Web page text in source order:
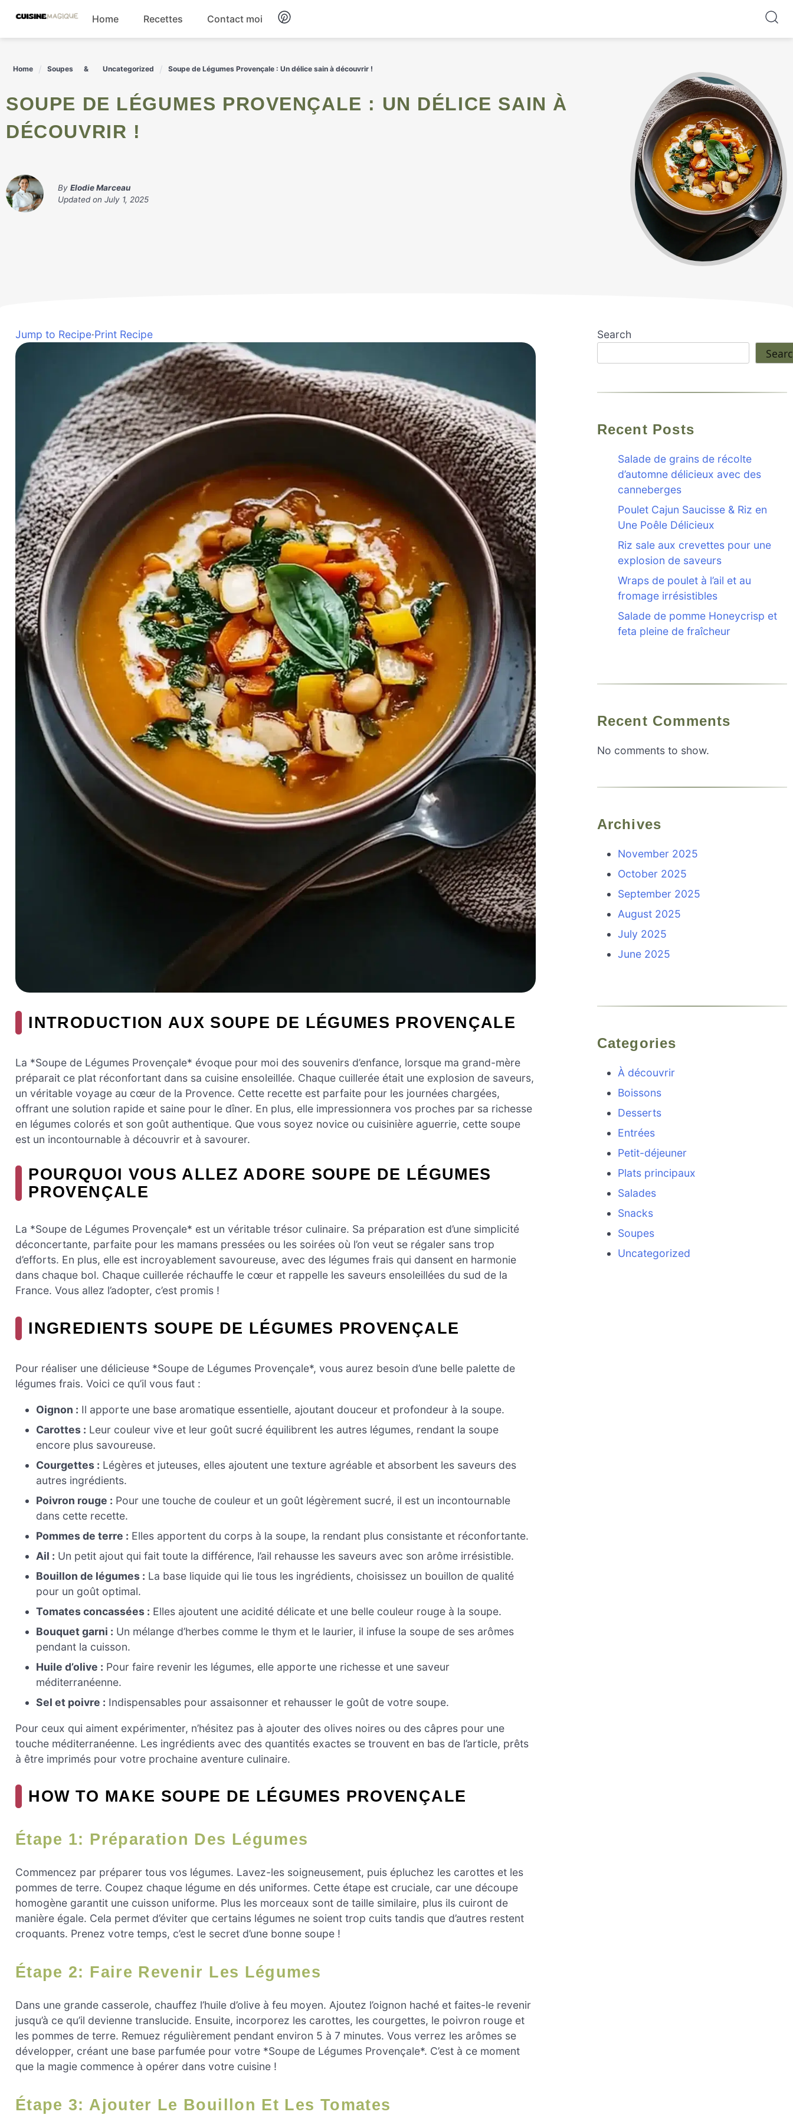
content
Home Recettes
Snacks
Contact moi
Home Soupes Uncategorized Soupe de Légumes Provençale : Un délice sain à découvrir !
SOUPE DE LÉGUMES PROVENÇALE : UN DÉLICE SAIN À
DÉCOUVRIR !
By Elodie Marceau
Updated on July 1, 2025
Jump to Recipe·Print Recipe
INTRODUCTION AUX SOUPE DE LÉGUMES PROVENÇALE
La *Soupe de Légumes Provençale* évoque pour moi des souvenirs d’enfance, lorsque ma grand-mère
préparait ce plat réconfortant dans sa cuisine ensoleillée. Chaque cuillerée était une explosion de saveurs,
un véritable voyage au cœur de la Provence. Cette recette est parfaite pour les journées chargées,
offrant une solution rapide et saine pour le dîner. En plus, elle impressionnera vos proches par sa richesse
en légumes colorés et son goût authentique. Que vous soyez novice ou cuisinière aguerrie, cette soupe
est un incontournable à découvrir et à savourer.
POURQUOI VOUS ALLEZ ADORE SOUPE DE LÉGUMES
PROVENÇALE
La *Soupe de Légumes Provençale* est un véritable trésor culinaire. Sa préparation est d’une simplicité
déconcertante, parfaite pour les mamans pressées ou les soirées où l’on veut se régaler sans trop
d’efforts. En plus, elle est incroyablement savoureuse, avec des légumes frais qui dansent en harmonie
dans chaque bol. Chaque cuillerée réchauffe le cœur et rappelle les saveurs ensoleillées du sud de la
France. Vous allez l’adopter, c’est promis !
INGREDIENTS SOUPE DE LÉGUMES PROVENÇALE
Pour réaliser une délicieuse *Soupe de Légumes Provençale*, vous aurez besoin d’une belle palette de
légumes frais. Voici ce qu’il vous faut :
Oignon : Il apporte une base aromatique essentielle, ajoutant douceur et profondeur à la soupe.
Carottes : Leur couleur vive et leur goût sucré équilibrent les autres légumes, rendant la soupe
encore plus savoureuse.
Courgettes : Légères et juteuses, elles ajoutent une texture agréable et absorbent les saveurs des
autres ingrédients.
Poivron rouge : Pour une touche de couleur et un goût légèrement sucré, il est un incontournable
dans cette recette.
Pommes de terre : Elles apportent du corps à la soupe, la rendant plus consistante et réconfortante.
Ail : Un petit ajout qui fait toute la différence, l’ail rehausse les saveurs avec son arôme irrésistible.
Bouillon de légumes : La base liquide qui lie tous les ingrédients, choisissez un bouillon de qualité
pour un goût optimal.
Tomates concassées : Elles ajoutent une acidité délicate et une belle couleur rouge à la soupe.
Bouquet garni : Un mélange d’herbes comme le thym et le laurier, il infuse la soupe de ses arômes
pendant la cuisson.
Huile d’olive : Pour faire revenir les légumes, elle apporte une richesse et une saveur
méditerranéenne.
Sel et poivre : Indispensables pour assaisonner et rehausser le goût de votre soupe.
Pour ceux qui aiment expérimenter, n’hésitez pas à ajouter des olives noires ou des câpres pour une
touche méditerranéenne. Les ingrédients avec des quantités exactes se trouvent en bas de l’article, prêts
à être imprimés pour votre prochaine aventure culinaire.
HOW TO MAKE SOUPE DE LÉGUMES PROVENÇALE
Étape 1: Préparation Des Légumes
Commencez par préparer tous vos légumes. Lavez-les soigneusement, puis épluchez les carottes et les
pommes de terre. Coupez chaque légume en dés uniformes. Cette étape est cruciale, car une découpe
homogène garantit une cuisson uniforme. Plus les morceaux sont de taille similaire, plus ils cuiront de
manière égale. Cela permet d’éviter que certains légumes ne soient trop cuits tandis que d’autres restent
croquants. Prenez votre temps, c’est le secret d’une bonne soupe !
Étape 2: Faire Revenir Les Légumes
Dans une grande casserole, chauffez l’huile d’olive à feu moyen. Ajoutez l’oignon haché et faites-le revenir
jusqu’à ce qu’il devienne translucide. Ensuite, incorporez les carottes, les courgettes, le poivron rouge et
les pommes de terre. Remuez régulièrement pendant environ 5 à 7 minutes. Vous verrez les arômes se
développer, créant une base parfumée pour votre *Soupe de Légumes Provençale*. C’est à ce moment
que la magie commence à opérer dans votre cuisine !
Étape 3: Ajouter Le Bouillon Et Les Tomates
Search
Recent Posts
Salade de grains de récolte
d’automne délicieux avec des
canneberges
Poulet Cajun Saucisse & Riz en
Une Poêle Délicieux
Riz sale aux crevettes pour une
explosion de saveurs
Wraps de poulet à l’ail et au
fromage irrésistibles
Salade de pomme Honeycrisp et
feta pleine de fraîcheur
Recent Comments
No comments to show.
Archives
November 2025
October 2025
September 2025
August 2025
July 2025
June 2025
Categories
À découvrir
Boissons
Desserts
Entrées
Petit-déjeuner
Plats principaux
Salades
Snacks
Soupes
Uncategorized